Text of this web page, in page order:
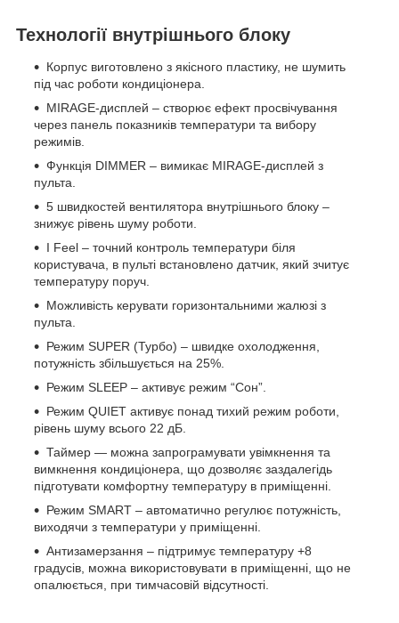
Технології внутрішнього блоку
Корпус виготовлено з якісного пластику, не шумить
під час роботи кондиціонера.
MIRAGE-дисплей – створює ефект просвічування
через панель показників температури та вибору
режимів.
Функція DIMMER – вимикає MIRAGE-дисплей з
пульта.
5 швидкостей вентилятора внутрішнього блоку –
знижує рівень шуму роботи.
I Feel – точний контроль температури біля
користувача, в пульті встановлено датчик, який зчитує
температуру поруч.
Можливість керувати горизонтальними жалюзі з
пульта.
Режим SUPER (Турбо) – швидке охолодження,
потужність збільшується на 25%.
Режим SLEEP – активує режим “Сон”.
Режим QUIET активує понад тихий режим роботи,
рівень шуму всього 22 дБ.
Таймер — можна запрограмувати увімкнення та
вимкнення кондиціонера, що дозволяє заздалегідь
підготувати комфортну температуру в приміщенні.
Режим SMART – автоматично регулює потужність,
виходячи з температури у приміщенні.
Антизамерзання – підтримує температуру +8
градусів, можна використовувати в приміщенні, що не
опалюється, при тимчасовій відсутності.